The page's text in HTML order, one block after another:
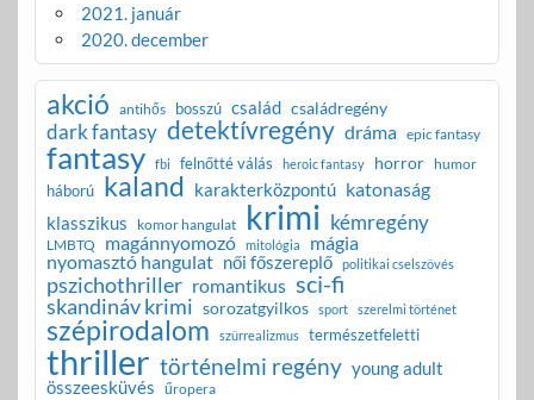
2021. január
2020. december
akció antihős bosszú család családregény
dark fantasy detektívregény dráma epic fantasy
fantasy fbi felnőtté válás heroic fantasy horror humor
háború kaland karakterközpontú katonaság
klasszikus komor hangulat krimi kémregény
LMBTQ magánnyomozó mitológia mágia
nyomasztó hangulat női főszereplő politikai cselszövés
pszichothriller romantikus sci-fi
skandináv krimi sorozatgyilkos sport szerelmi történet
szépirodalom szürrealizmus természetfeletti
thriller történelmi regény young adult
összeesküvés űropera